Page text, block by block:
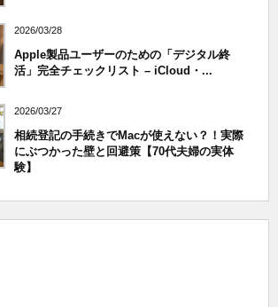
2026/03/28
Apple製品ユーザーのための「デジタル終
活」完全チェックリスト – iCloud・...
2026/03/27
相続登記の手続きでMacが使えない？！実際
にぶつかった壁と回避策【70代夫婦の実体
験】